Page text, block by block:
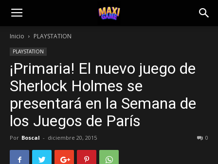
Inicio PLAYSTATION
PLAYSTATION
¡Primaria! El nuevo juego de
Sherlock Holmes se
presentará en la Semana de
los Juegos de París
Por Boscal - diciembre 20, 2015 0